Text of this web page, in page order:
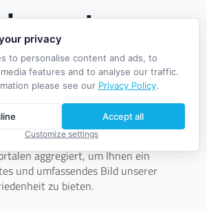
Blick
Sie eine Übersicht unserer
gebündelt aus
Plattformen. Die Bewertungen
Google, Facebook, ProvenExpert und
aggregiert, um Ihnen ein
und umfassendes Bild unserer
zu bieten.
privacy
to personalise content and ads, to
features and to analyse our traffic.
please see our Privacy Policy.
Accept all
Customize settings